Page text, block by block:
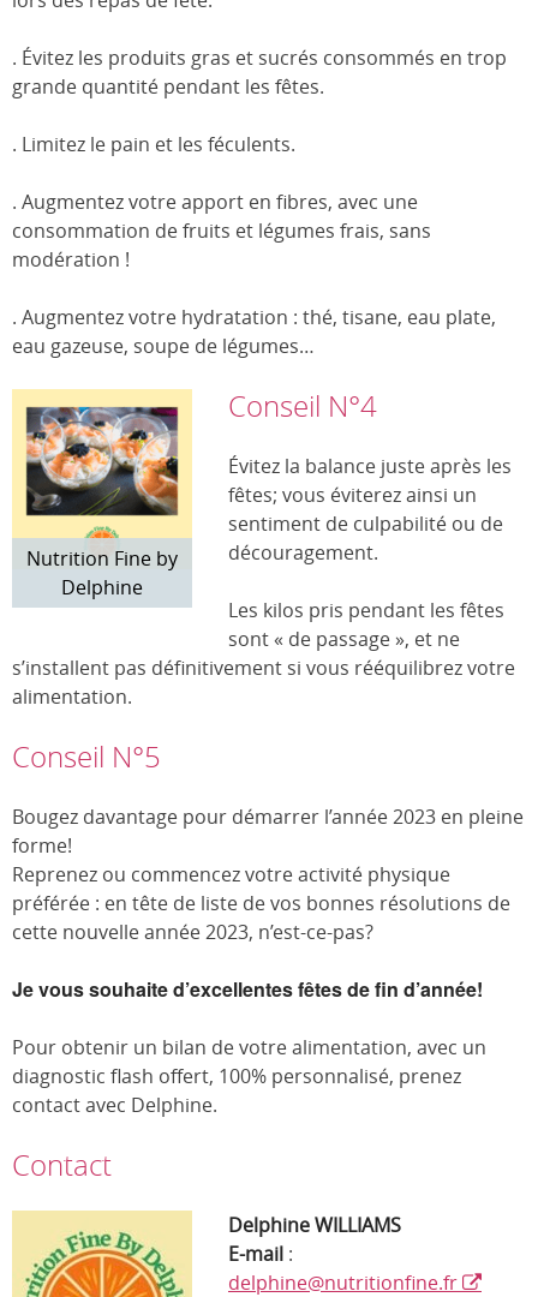
. Évitez les produits gras et sucrés consommés en trop
grande quantité pendant les fêtes.
. Limitez le pain et les féculents.
. Augmentez votre apport en fibres, avec une
consommation de fruits et légumes frais, sans
modération !
. Augmentez votre hydratation : thé, tisane, eau plate,
eau gazeuse, soupe de légumes…
Nutrition Fine by
Delphine
Conseil N°4
Évitez la balance juste après les
fêtes; vous éviterez ainsi un
sentiment de culpabilité ou de
découragement.
Les kilos pris pendant les fêtes
sont « de passage », et ne
s’installent pas définitivement si vous rééquilibrez votre
alimentation.
Conseil N°5
Bougez davantage pour démarrer l’année 2023 en pleine
forme!
Reprenez ou commencez votre activité physique
préférée : en tête de liste de vos bonnes résolutions de
cette nouvelle année 2023, n’est-ce-pas?
Je vous souhaite d’excellentes fêtes de fin d’année!
Pour obtenir un bilan de votre alimentation, avec un
diagnostic flash offert, 100% personnalisé, prenez
contact avec Delphine.
Contact
Delphine WILLIAMS
E-mail :
delphine@nutritionfine.fr